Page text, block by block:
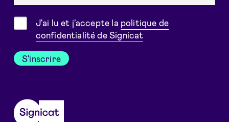
Consentement
J'ai lu et j'accepte la politique de
confidentialité de Signicat
S'inscrire